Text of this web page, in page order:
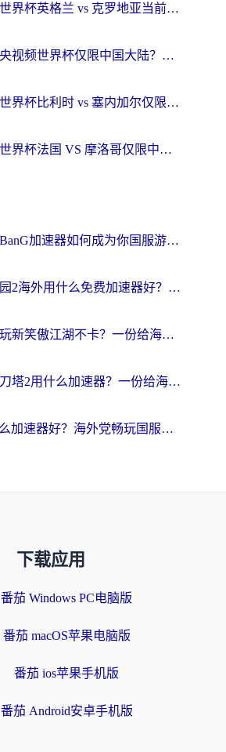
在国外看世界杯英格兰 vs 克罗地亚当前地区不可播放？这篇指南帮你搞定所有海外观赛难题
在海外看央视频世界杯仅限中国大陆？这篇指南帮你解锁中文解说+无卡顿直播
在海外看世界杯比利时 vs 塞内加尔仅限中国大陆？我找到了最流畅的中文解说之路
在国外看世界杯法国 VS 摩洛哥仅限中国大陆？海外党这样看中文解说赛事不卡顿
在澳洲，BanG加速器如何成为你国服游戏的“时光机”？
玩崩坏学园2海外用什么免费加速器好？2026海外党亲测国服游戏加速指南
国外如何玩新笑傲江湖不卡？一份给海外游子的终极网络指南
在南非玩刀塔2用什么加速器？一份给海外游子的终极生存指南
Dive用什么加速器好？海外党畅玩国服游戏的终极避坑指南
下载应用
番茄 Windows PC电脑版
番茄 macOS苹果电脑版
番茄 ios苹果手机版
番茄 Android安卓手机版